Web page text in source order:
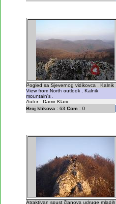
Pogled sa Sjevernog vidikovca . Kalnik .
View from North outlook . Kalnik
mountain's .
Autor : Damir Klaric
Broj klikova : 63 Com : 0
Atraktivan spust članova udruge mladih